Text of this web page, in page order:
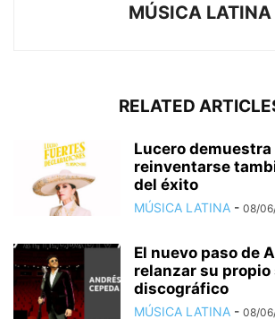
MÚSICA LATINA
RELATED
Lucero demuestra
reinventarse
del éxito
MÚSICA LATINA - 08/
El nuevo paso de
relanzar su propio
discográfico
MÚSICA LATINA - 08/